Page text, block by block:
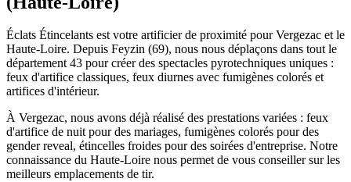
Éclats Étincelants est votre artificier de proximité pour Vergezac et le
Haute-Loire. Depuis Feyzin (69), nous nous déplaçons dans tout le
département 43 pour créer des spectacles pyrotechniques uniques :
feux d'artifice classiques, feux diurnes avec fumigènes colorés et
artifices d'intérieur.
À Vergezac, nous avons déjà réalisé des prestations variées : feux
d'artifice de nuit pour des mariages, fumigènes colorés pour des
gender reveal, étincelles froides pour des soirées d'entreprise. Notre
connaissance du Haute-Loire nous permet de vous conseiller sur les
meilleurs emplacements de tir.